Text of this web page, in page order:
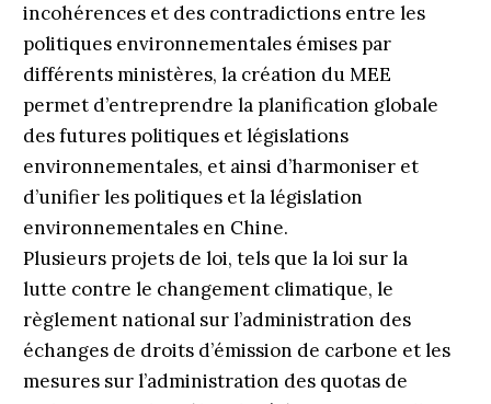
incohérences et des contradictions entre les
politiques environnementales émises par
différents ministères, la création du MEE
permet d’entreprendre la planification globale
des futures politiques et législations
environnementales, et ainsi d’harmoniser et
d’unifier les politiques et la législation
environnementales en Chine.
Plusieurs projets de loi, tels que la loi sur la
lutte contre le changement climatique, le
règlement national sur l’administration des
échanges de droits d’émission de carbone et les
mesures sur l’administration des quotas de